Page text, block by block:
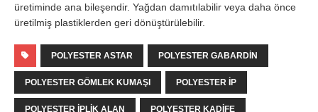
üretiminde ana bileşendir. Yağdan damıtılabilir veya daha önce
üretilmiş plastiklerden geri dönüştürülebilir.
POLYESTER ASTAR POLYESTER GABARDIN
POLYESTER GÖMLEK KUMAŞI POLYESTER IP
POLYESTER IPLIK ALAN POLYESTER KADIFE